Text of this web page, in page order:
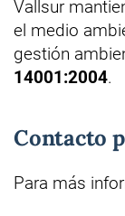
Vallsur
el medio
gestión
14001:2004.
Contacto
Para más